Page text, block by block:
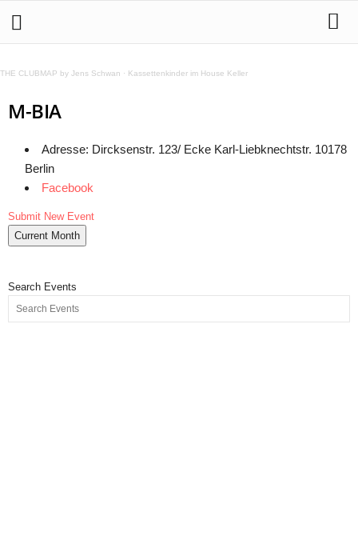
THE CLUBMAP by Jens Schwan · Kassettenkinder im House Keller
M-BIA
Adresse: Dircksenstr. 123/ Ecke Karl-Liebknechtstr. 10178
Berlin
Facebook
Submit New Event
Current Month
Search Events